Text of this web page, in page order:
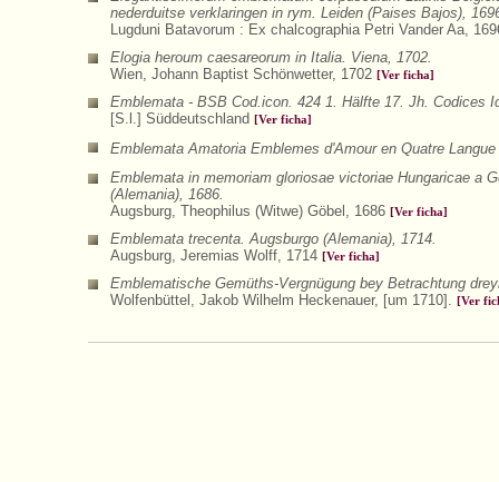
nederduitse verklaringen in rym. Leiden (Paises Bajos),
Lugduni Batavorum : Ex chalcographia Petri Vander Aa,
Elogia heroum caesareorum in Italia. Viena, 1702.
Wien, Johann Baptist Schönwetter, 1702 [Ver ficha]
Emblemata - BSB Cod.icon. 424 1. Hälfte 17. Jh. Codices
[S.l.] Süddeutschland
[Ver ficha]
Emblemata Amatoria Emblemes d'Amour en Quatre
Emblemata in memoriam gloriosae victoriae Hungaricae a
(Alemania), 1686.
Augsburg, Theophilus (Witwe) Göbel, 1686 [Ver ficha]
Emblemata trecenta. Augsburgo (Alemania), 1714.
Augsburg, Jeremias Wolff, 1714 [Ver ficha]
Emblematische Gemüths-Vergnügung bey Betrachtung
Wolfenbüttel, Jakob Wilhelm Heckenauer, [um 1710].
[Ver